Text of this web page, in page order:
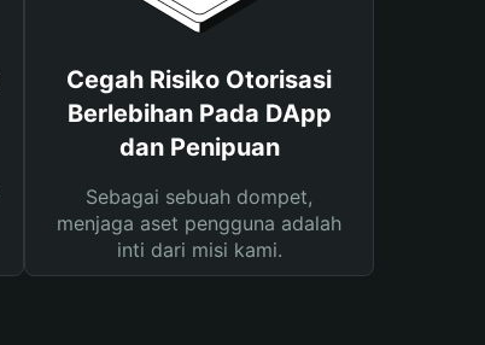
Cegah Risiko Otorisasi
Berlebihan Pada DApp
dan Penipuan
Sebagai sebuah dompet,
menjaga aset pengguna adalah
inti dari misi kami.